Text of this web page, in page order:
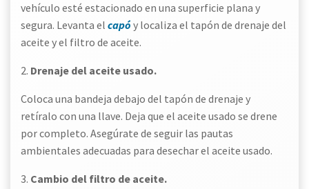
vehículo esté estacionado en una superficie plana y
segura. Levanta el capóy localiza el tapón de drenaje del
aceite y el filtro de aceite.
2. Drenaje del aceite usado.
Coloca una bandeja debajo del tapón de drenaje y
retíralo con una llave. Deja que el aceite usado se drene
por completo. Asegúrate de seguir las pautas
ambientales adecuadas para desechar el aceite usado.
3. Cambio del filtro de aceite.